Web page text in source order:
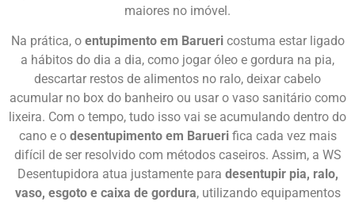
maiores no imóvel.
Na prática, o entupimento em Baruericostuma estar ligado
a hábitos do dia a dia, como jogar óleo e gordura na pia,
descartar restos de alimentos no ralo, deixar cabelo
acumular no box do banheiro ou usar o vaso sanitário como
lixeira. Com o tempo, tudo isso vai se acumulando dentro do
cano e o desentupimento em Baruerifica cada vez mais
difícil de ser resolvido com métodos caseiros. Assim, a WS
Desentupidora atua justamente para desentupir pia, ralo,
vaso, esgoto e caixa de gordura, utilizando equipamentos